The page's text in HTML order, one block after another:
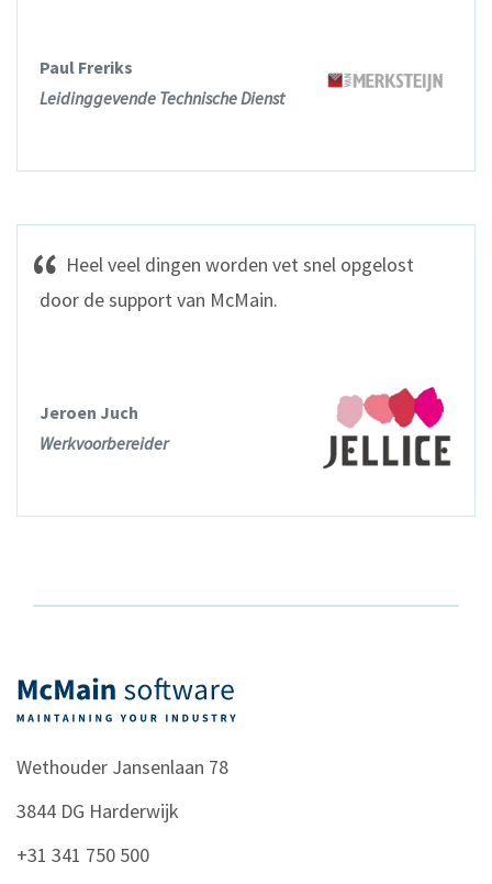
Paul Freriks
Leidinggevende Technische Dienst
Heel veel dingen worden vet snel opgelost
door de support van McMain.
Jeroen Juch
Werkvoorbereider
Wethouder Jansenlaan 78
3844 DG Harderwijk
+31 341 750 500